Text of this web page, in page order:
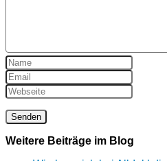
Weitere Beiträge im Blog